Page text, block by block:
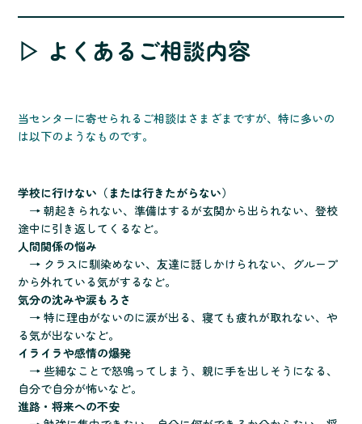
▷ よくあるご相談内容
当センターに寄せられるご相談はさまざまですが、特に多いの
は以下のようなものです。
学校に行けない（または行きたがらない）
→ 朝起きられない、準備はするが玄関から出られない、登校
途中に引き返してくるなど。
人間関係の悩み
→ クラスに馴染めない、友達に話しかけられない、グループ
から外れている気がするなど。
気分の沈みや涙もろさ
→ 特に理由がないのに涙が出る、寝ても疲れが取れない、や
る気が出ないなど。
イライラや感情の爆発
→ 些細なことで怒鳴ってしまう、親に手を出しそうになる、
自分で自分が怖いなど。
進路・将来への不安